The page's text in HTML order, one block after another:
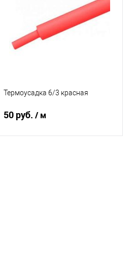
В избранное
Термоусадка 6/3 красная
50 руб./ м